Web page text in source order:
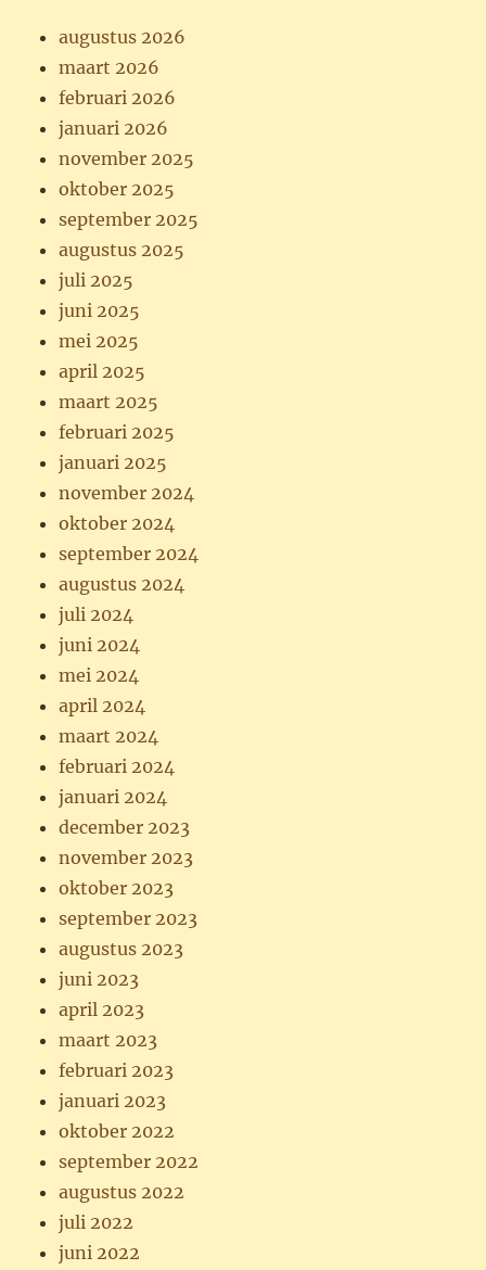
augustus 2026
maart 2026
februari 2026
januari 2026
november 2025
oktober 2025
september 2025
augustus 2025
juli 2025
juni 2025
mei 2025
april 2025
maart 2025
februari 2025
januari 2025
november 2024
oktober 2024
september 2024
augustus 2024
juli 2024
juni 2024
mei 2024
april 2024
maart 2024
februari 2024
januari 2024
december 2023
november 2023
oktober 2023
september 2023
augustus 2023
juni 2023
april 2023
maart 2023
februari 2023
januari 2023
oktober 2022
september 2022
augustus 2022
juli 2022
juni 2022